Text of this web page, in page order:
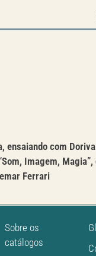
ensaiando com
Imagem,
Ferrari
Sobre os
catálogos